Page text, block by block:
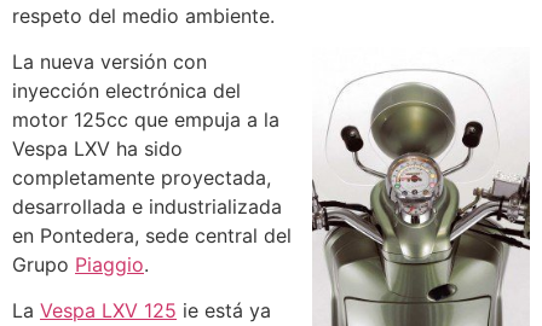
respeto del medio ambiente.
La nueva versión con
inyección electrónica del
motor 125cc que empuja a la
Vespa LXV ha sido
completamente proyectada,
desarrollada e industrializada
en Pontedera, sede central del
Grupo Piaggio.
La Vespa LXV 125 ie está ya